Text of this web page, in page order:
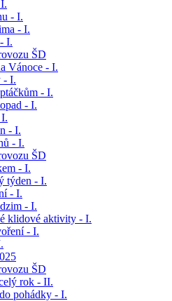
- I.
- I.
I.
ŠD
Vánoce - I.
- I.
- I.
- I.
- I.
- I.
ŠD
- I.
týden - I.
- I.
- I.
klidové aktivity - I.
- I.
ŠD
rok - II.
pohádky - I.